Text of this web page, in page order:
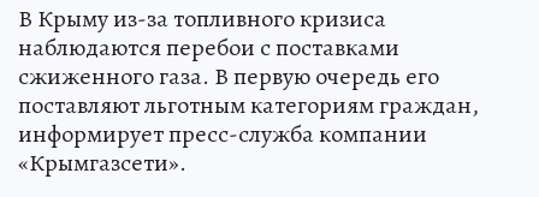
В Крыму из-за топливного кризиса
наблюдаются перебои с поставками
сжиженного газа. В первую очередь его
поставляют льготным категориям граждан,
информирует пресс-служба компании
«Крымгазсети».